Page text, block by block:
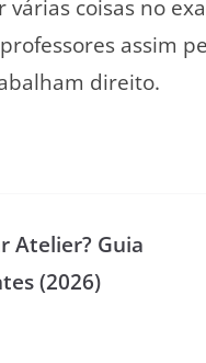
coisas no
assim
direito.
Atelier? Guia
(2026)